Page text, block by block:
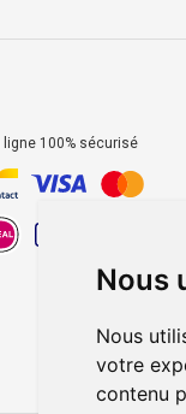
Nous
Nous
votre
contenu
100% sécurisé